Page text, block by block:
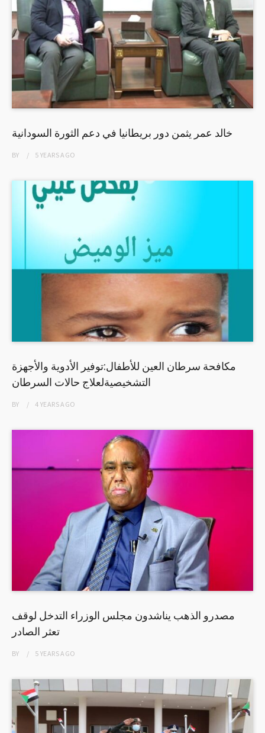
خالد عمر يثمن دور بريطانيا في دعم الثورة السودانية
BY 5 YEARSAGO
مكافحة سرطان العين للأطفال:توفير الأدوية والأجهزة
التشخيصيةلعلاج حالات السرطان
BY 4 YEARSAGO
مصدرو الذهب يناشدون مجلس الوزراء التدخل لوقف
تعثر الصادر
BY 5 YEARSAGO